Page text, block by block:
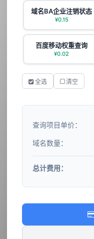
域名BA企业注销状态
¥0.15
百度移动权重查询
¥0.02
全选 清空
查询项目单价：
域名数量：
总计费用：